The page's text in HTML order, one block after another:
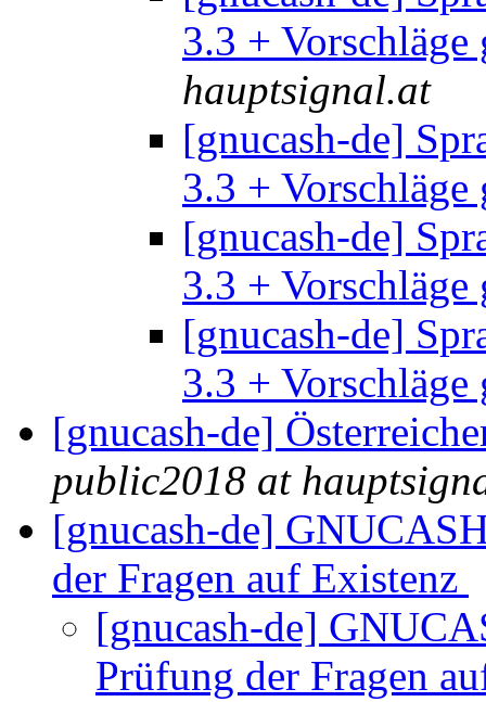
3.3 +
hauptsignal.at
[gnucash-de]
3.3 +
[gnucash-de]
3.3 +
[gnucash-de]
3.3 +
[gnucash-de]
public2018 at
[gnucash-de]
der Fragen auf Existenz
[gnucash-de]
Prüfung der Fragen